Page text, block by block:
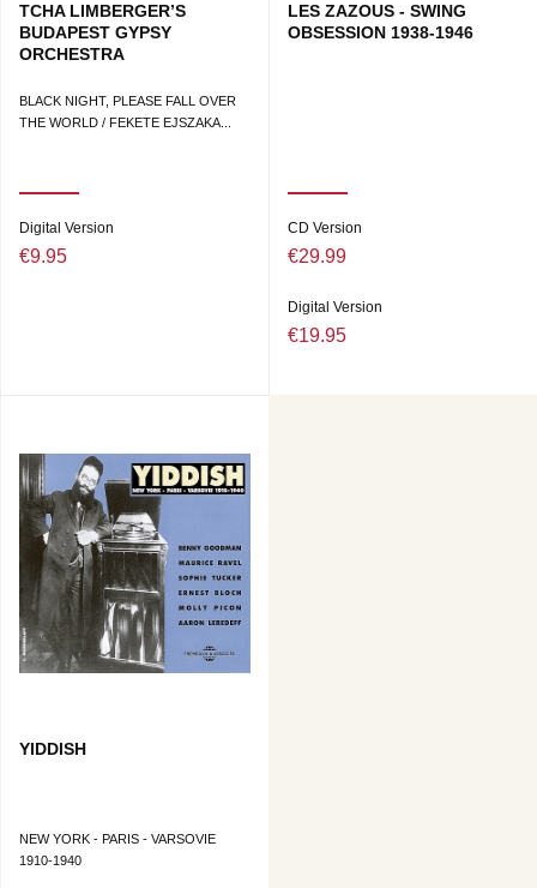
TCHA LIMBERGER’S
BUDAPEST GYPSY
ORCHESTRA
BLACK NIGHT, PLEASE FALL OVER
THE WORLD / FEKETE EJSZAKA...
Digital Version
€9.95
LES ZAZOUS - SWING
OBSESSION 1938-1946
CD Version
€29.99
Digital Version
€19.95
YIDDISH
NEW YORK - PARIS - VARSOVIE
1910-1940